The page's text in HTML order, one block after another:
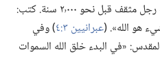
تأملوا في الاستنتاج الذي توصل اليه رجل مثقف قبل نحو ٢٬٠٠٠ سنة.‏ كتب:‏
هو الله».‏ (‏عبرانيين ٣:‏٤
‏)‏ وفي
المقدس:‏ «في البدء خلق الله السموات